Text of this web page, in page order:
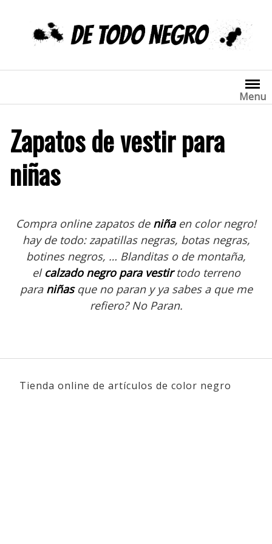
contenido
Menu
Zapatos de vestir para
niñas
Compra online zapatos de niñaen color negro!
hay de todo: zapatillas negras, botas negras,
botines negros, … Blanditas o de montaña,
el calzado negro para vestirtodo terreno
para niñasque no paran y ya sabes a que me
refiero? No Paran.
Tienda online de artículos de color negro